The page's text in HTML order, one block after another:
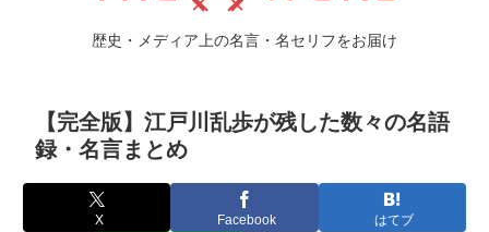
歴史・メディア上の名言・名セリフをお届け
【完全版】江戸川乱歩が残した数々の名語
録・名言まとめ
X Facebook はてブ